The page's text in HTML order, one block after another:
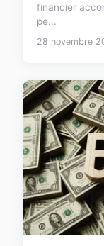
financier
pe...
28 novembre